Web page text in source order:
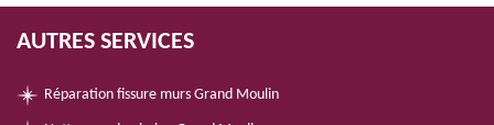
AUTRES SERVICES
Réparation fissure murs Grand Moulin